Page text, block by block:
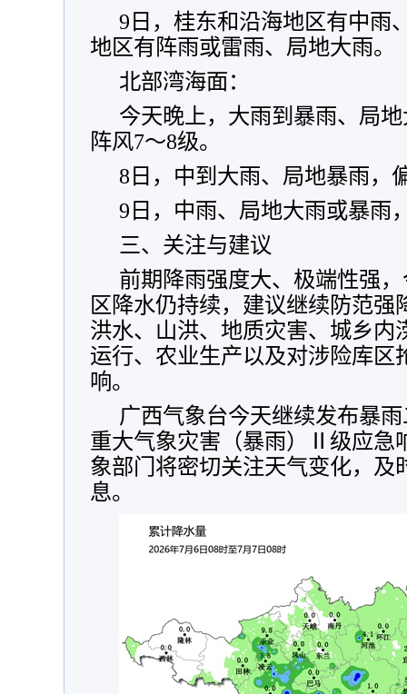
9日，桂东和沿海地区有中雨
地区有阵雨或雷雨、局地大雨。
北部湾海面：
今天晚上，大雨到暴雨、局
阵风7～8级。
8日，中到大雨、局地暴雨，
9日，中雨、局地大雨或暴雨
三、关注与建议
前期降雨强度大、极端性强
区降水仍持续，建议继续防范强
洪水、山洪、地质灾害、城乡内
运行、农业生产以及对涉险库区
响。
广西气象台今天继续发布暴
重大气象灾害（暴雨）Ⅱ级应急
象部门将密切关注天气变化，及
息。